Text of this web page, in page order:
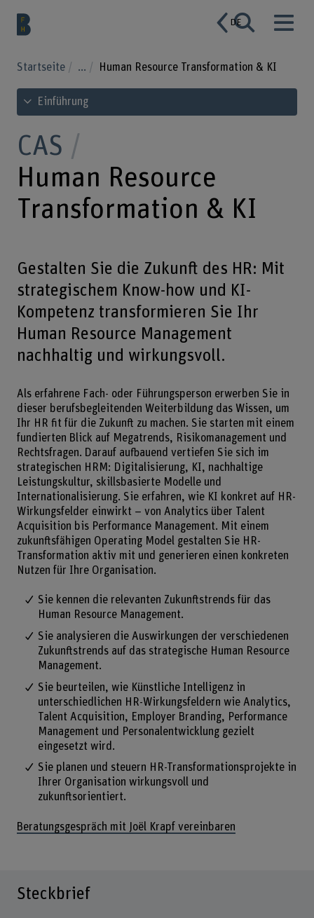
DE
Startseite ... Human Resource Transformation & KI
Inhaltsverzeichnis ansehen
Einführung
CAS
Human Resource
Transformation & KI
Gestalten Sie die Zukunft des HR: Mit
strategischem Know-how und KI-
Kompetenz transformieren Sie Ihr
Human Resource Management
nachhaltig und wirkungsvoll.
Als erfahrene Fach- oder Führungsperson erwerben Sie in
dieser berufsbegleitenden Weiterbildung das Wissen, um
Ihr HR fit für die Zukunft zu machen. Sie starten mit einem
fundierten Blick auf Megatrends, Risikomanagement und
Rechtsfragen. Darauf aufbauend vertiefen Sie sich im
strategischen HRM: Digitalisierung, KI, nachhaltige
Leistungskultur, skillsbasierte Modelle und
Internationalisierung. Sie erfahren, wie KI konkret auf HR-
Wirkungsfelder einwirkt – von Analytics über Talent
Acquisition bis Performance Management. Mit einem
zukunftsfähigen Operating Model gestalten Sie HR-
Transformation aktiv mit und generieren einen konkreten
Nutzen für Ihre Organisation.
Sie kennen die relevanten Zukunftstrends für das
Human Resource Management.
Sie analysieren die Auswirkungen der verschiedenen
Zukunftstrends auf das strategische Human Resource
Management.
Sie beurteilen, wie Künstliche Intelligenz in
unterschiedlichen HR-Wirkungsfeldern wie Analytics,
Talent Acquisition, Employer Branding, Performance
Management und Personalentwicklung gezielt
eingesetzt wird.
Sie planen und steuern HR-Transformationsprojekte in
Ihrer Organisation wirkungsvoll und
zukunftsorientiert.
Beratungsgespräch mit Joël Krapf vereinbaren
Steckbrief